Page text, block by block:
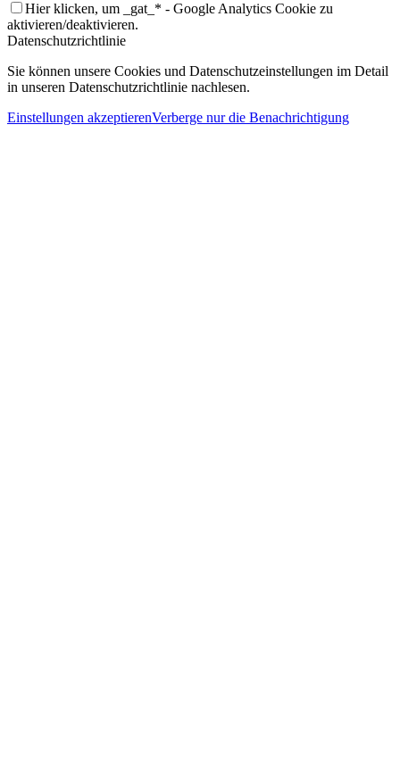
Hier klicken, um _gat_* - Google Analytics Cookie zu
aktivieren/deaktivieren.
Datenschutzrichtlinie
Sie können unsere Cookies und Datenschutzeinstellungen im Detail
in unseren Datenschutzrichtlinie nachlesen.
Einstellungen akzeptierenVerberge nur die Benachrichtigung